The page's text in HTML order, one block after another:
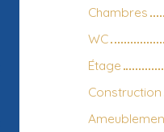
Chambres
WC
Étage
Construction